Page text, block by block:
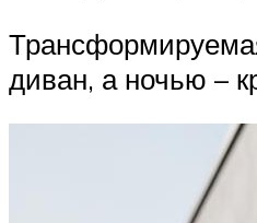
диван, а ночью –